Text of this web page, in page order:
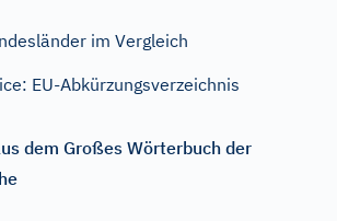
im Vergleich
EU-Abkürzungsverzeichnis
dem Großes Wörterbuch der